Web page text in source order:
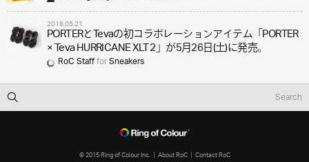
2018.05.21
PORTERとTevaの初コラボレーションアイテム「PORTER
× Teva HURRICANE XLT 2」が5月26日(土)に発売。
RoC StaffforSneakers
© 2015 Ring of Colour Inc. About RoC Contact RoC